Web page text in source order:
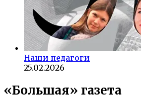
Наши педагоги
25.02.2026
«Большая» газета